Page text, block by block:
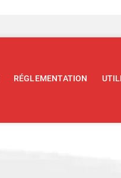
RÉGLEMENTATION